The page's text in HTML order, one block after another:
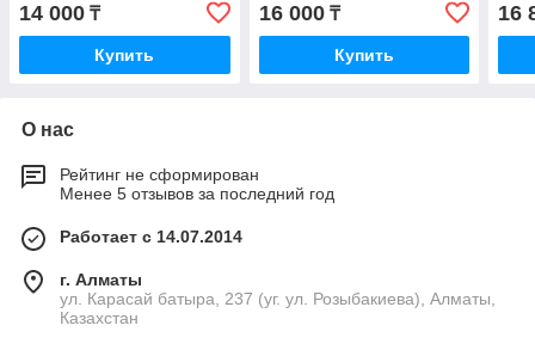
14 000 ₸
Купить
16 000₸
Купить
16
О нас
Рейтинг не сформирован
Менее 5 отзывов за последний год
Работает с 14.07.2014
г. Алматы
ул. Карасай батыра, 237 (уг. ул. Розыбакиева), Алматы,
Казахстан